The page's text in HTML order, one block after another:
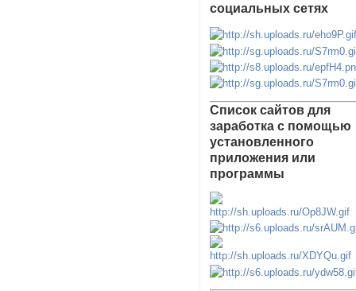
социальных сетях
Список сайтов для
заработка с помощью
установленного
приложения или
программы